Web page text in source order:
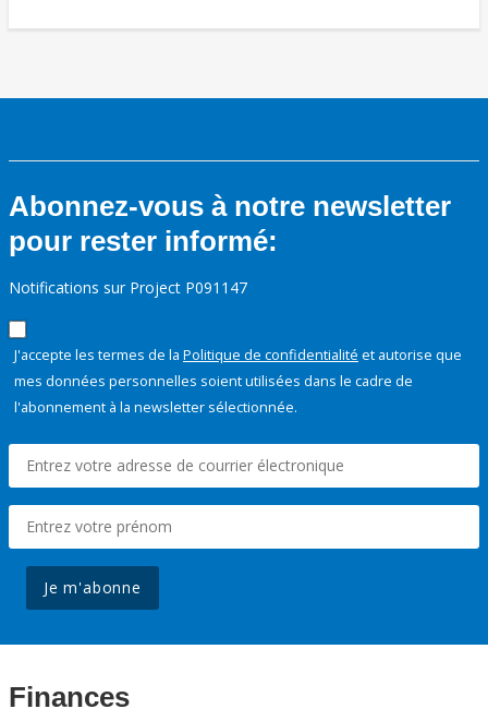
Abonnez-vous à notre newsletter
pour rester informé:
Notifications sur Project P091147
J'accepte les termes de la Politique de confidentialité et autorise que
mes données personnelles soient utilisées dans le cadre de
l'abonnement à la newsletter sélectionnée.
Je m'abonne
Finances